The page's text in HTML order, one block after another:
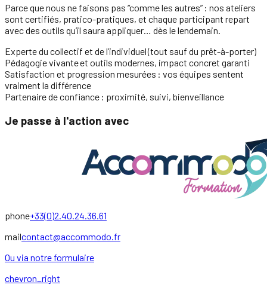
Parce que nous ne faisons pas “comme les autres” : nos ateliers
sont certifiés, pratico-pratiques, et chaque participant repart
avec des outils qu’il saura appliquer… dès le lendemain.
Experte du collectif et de l’individuel(tout sauf du prêt-à-porter)
Pédagogie vivanteet outils modernes, impact concret garanti
Satisfaction et progression mesurées : vos équipes sentent
vraiment la différence
Partenaire de confiance : proximité, suivi, bienveillance
Je passe à l'action avec
phone+33(0)2.40.24.36.61
mailcontact@accommodo.fr
Ou via notre formulaire
chevron_right